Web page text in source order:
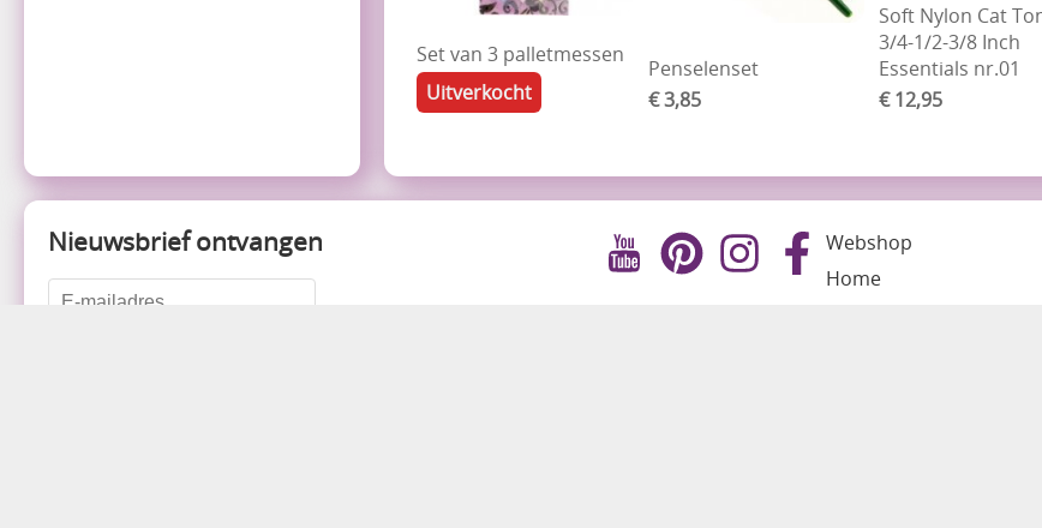
Set van 3 palletmessen
Uitverkocht
Penselenset
€ 3,85
Soft Nylon Cat
3/4-1/2-3/8 Inch
Essentials nr.01
€ 12,95
Webshop
Home
Nieuwsbrief ontvangen